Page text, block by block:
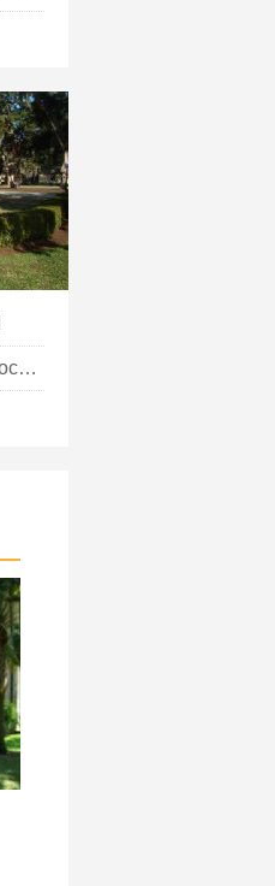
Água Cai Na Costa Da Ilha Rochosa